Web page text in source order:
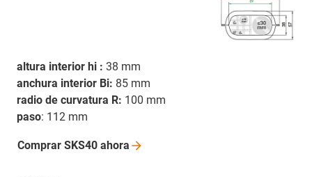
altura interior hi : 38 mm
anchura interior Bi: 85 mm
radio de curvatura R: 100 mm
paso: 112 mm
Comprar SKS40 ahora